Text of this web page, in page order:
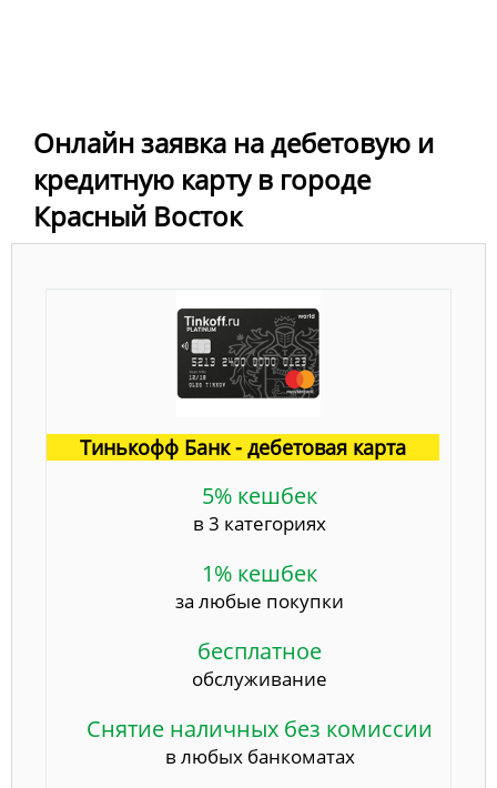
Онлайн заявка на дебетовую и
кредитную карту в городе
Красный Восток
Тинькофф Банк - дебетовая карта
5% кешбек
в 3 категориях
1% кешбек
за любые покупки
бесплатное
обслуживание
Снятие наличных без комиссии
в любых банкоматах